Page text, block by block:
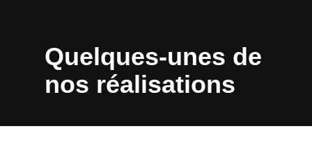
Quelques-unes de
nos réalisations